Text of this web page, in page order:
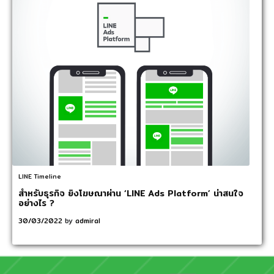
LINE Timeline
สำหรับธุรกิจ ยิงโฆษณาผ่าน ‘LINE Ads Platform’ น่าสนใจ
อย่างไร ?
30/03/2022 by admiral